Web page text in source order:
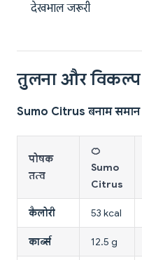
देखभाल जरूरी
तुलना और विकल्प
Sumo Citrus बनाम समान
पोषक
तत्व
🍊
Sumo
Citrus
कैलोरी 53 kcal
कार्ब्स 12.5 g